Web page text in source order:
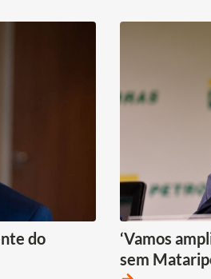
do
‘Vamos
sem